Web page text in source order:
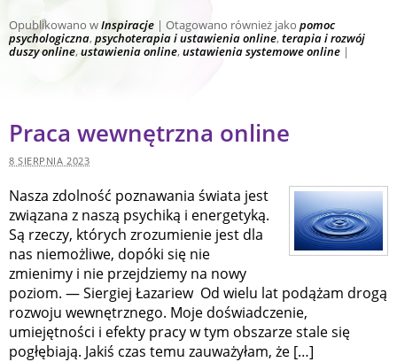
Opublikowano wInspiracje | Otagowano również jako pomoc
psychologiczna,psychoterapia i ustawienia online,terapia i rozwój
duszy online,ustawienia online,ustawienia systemowe online |
Praca wewnętrzna online
8 SIERPNIA 2023
Nasza zdolność poznawania świata jest
związana z naszą psychiką i energetyką.
Są rzeczy, których zrozumienie jest dla
nas niemożliwe, dopóki się nie
zmienimy i nie przejdziemy na nowy
poziom. — Siergiej Łazariew Od wielu lat podążam drogą
rozwoju wewnętrznego. Moje doświadczenie,
umiejętności i efekty pracy w tym obszarze stale się
pogłębiają. Jakiś czas temu zauważyłam, że […]